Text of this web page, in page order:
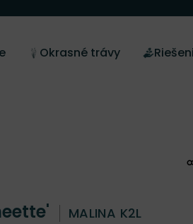
Okrasné trávy
MALINA K2L